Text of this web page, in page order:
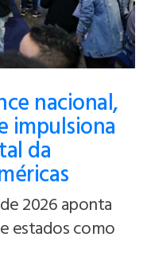
nacional,
impulsiona
da
2026 aponta
estados como